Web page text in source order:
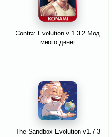
Contra: Evolution v 1.3.2 Мод
много денег
The Sandbox Evolution v1.7.3